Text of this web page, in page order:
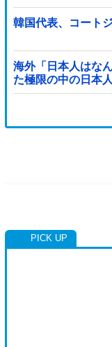
韓国代表、コート
海外「日本人はな
た極限の中の日本